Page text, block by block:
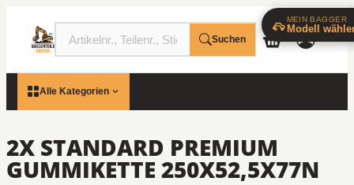
Suchen
Alle Kategorien
2X STANDARD PREMIUM
GUMMIKETTE 250X52,5X77N
MEIN BAGGER
Modell